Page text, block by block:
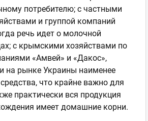
потребителю; с частными
и группой компаний
речь идет о молочной
с крымскими хозяйствами по
«Амвей» и «Дакос»,
на рынке Украины наименее
что крайне важно для
практически вся продукция
имеет домашние корни.